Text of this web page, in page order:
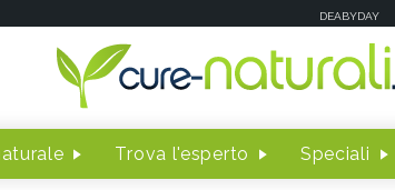
DEABYDAY
Trova l'esperto Speciali